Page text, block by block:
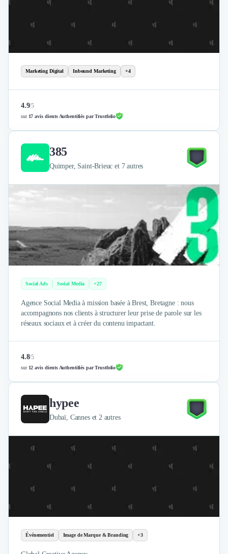
Marketing Digital Inbound Marketing +4
4.9/5
sur 17 avis clients Authentifiés par Trustfolio
385
Quimper, Saint-Brieuc et 7 autres
Social Ads Social Media +27
Agence Social Media à mission basée à Brest, Bretagne : nous
accompagnons nos clients à structurer leur prise de parole sur les
réseaux sociaux et à créer du contenu impactant.
4.8/5
sur 12 avis clients Authentifiés par Trustfolio
hypee
Dubaï, Cannes et 2 autres
Événementiel Image de Marque & Branding +3